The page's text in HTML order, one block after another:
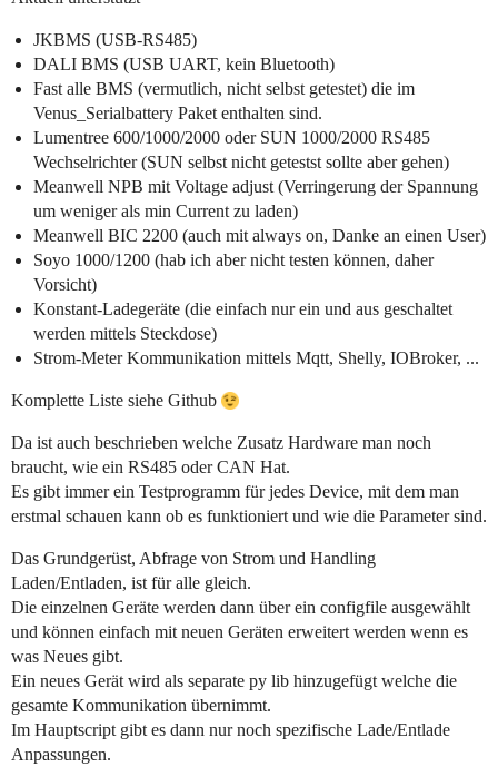
JKBMS (USB-RS485)
DALI BMS (USB UART, kein Bluetooth)
Fast alle BMS (vermutlich, nicht selbst getestet) die im
Venus_Serialbattery Paket enthalten sind.
Lumentree 600/1000/2000 oder SUN 1000/2000 RS485
Wechselrichter (SUN selbst nicht getestst sollte aber gehen)
Meanwell NPB mit Voltage adjust (Verringerung der Spannung
um weniger als min Current zu laden)
Meanwell BIC 2200 (auch mit always on, Danke an einen User)
Soyo 1000/1200 (hab ich aber nicht testen können, daher
Vorsicht)
Konstant-Ladegeräte (die einfach nur ein und aus geschaltet
werden mittels Steckdose)
Strom-Meter Kommunikation mittels Mqtt, Shelly, IOBroker, ...
Komplette Liste siehe Github
Da ist auch beschrieben welche Zusatz Hardware man noch
braucht, wie ein RS485 oder CAN Hat.
Es gibt immer ein Testprogramm für jedes Device, mit dem man
erstmal schauen kann ob es funktioniert und wie die Parameter sind.
Das Grundgerüst, Abfrage von Strom und Handling
Laden/Entladen, ist für alle gleich.
Die einzelnen Geräte werden dann über ein configfile ausgewählt
und können einfach mit neuen Geräten erweitert werden wenn es
was Neues gibt.
Ein neues Gerät wird als separate py lib hinzugefügt welche die
gesamte Kommunikation übernimmt.
Im Hauptscript gibt es dann nur noch spezifische Lade/Entlade
Anpassungen.